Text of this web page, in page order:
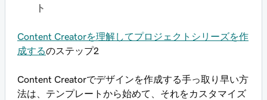
ト
Content Creatorを理解してプロジェクトシリーズを作
成するのステップ2
Content Creatorでデザインを作成する手っ取り早い方
法は、テンプレートから始めて、それをカスタマイズ